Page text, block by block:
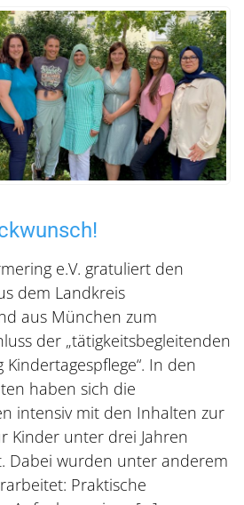
e.V. gratuliert den
dem Landkreis
aus München zum
der „tätigkeitsbegleitenden
In den
haben sich die
intensiv mit den Inhalten zur
Kinder unter drei Jahren
Dabei wurden unter anderem
Praktische